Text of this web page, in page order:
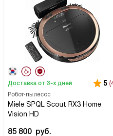
Робот-пылесос
Miele SPQL Scout RX3 Home
Vision HD
Доставка от 3-х дней 5
85 800 руб.